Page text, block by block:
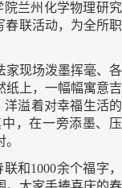
院兰州化学物理研究
春联活动，为全所职
家现场泼墨挥毫、各
纸上，一幅幅寓意吉
洋溢着对幸福生活的
，在一旁添墨、压
联和1000余个福字，